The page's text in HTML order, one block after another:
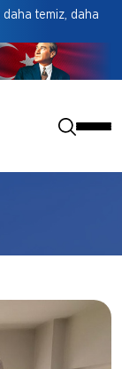
daha temiz, daha